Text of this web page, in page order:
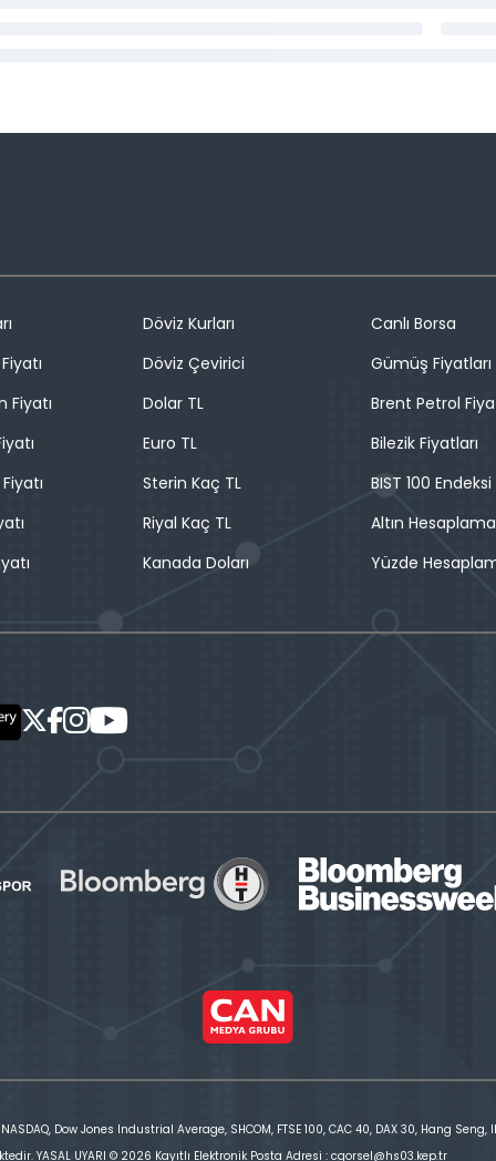
Fiyatı
Döviz Kurları
Döviz Çevirici
Dolar TL
Euro TL
Sterin Kaç TL
Riyal Kaç TL
Kanada Doları
Canlı Borsa
Gümüş Fiyatları
Brent Petrol
Bilezik Fiyatları
BIST 100 Endeksi
Altın Hesaplama
Yüzde
Dow Jones Industrial Average, SHCOM, FTSE 100, CAC 40, DAX 30, Hang Seng,
YASAL UYARI © 2026 Kayıtlı Elektronik Posta Adresi : cgorsel@hs03.kep.tr